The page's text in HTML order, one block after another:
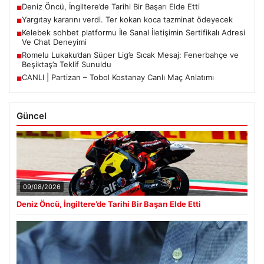
■Deniz Öncü, İngiltere’de Tarihi Bir Başarı Elde Etti
■Yargıtay kararını verdi. Ter kokan koca tazminat ödeyecek
■Kelebek sohbet platformu İle Sanal İletişimin Sertifikalı Adresi
Ve Chat Deneyimi
■Romelu Lukaku’dan Süper Lig’e Sıcak Mesaj: Fenerbahçe ve
Beşiktaş’a Teklif Sunuldu
■CANLI | Partizan – Tobol Kostanay Canlı Maç Anlatımı
Güncel
09/08/2026
Deniz Öncü, İngiltere’de Tarihi Bir Başarı Elde Etti